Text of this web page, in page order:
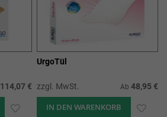
114,07 €
ZUR
UrgoTül
zzgl. MwSt. Ab 48,95 €
IN DEN WARENKORB ZUR